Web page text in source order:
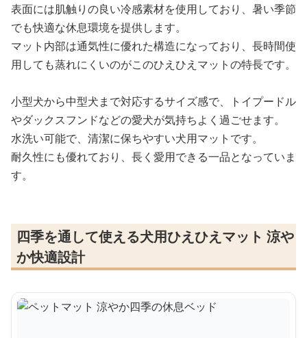
表面には肌触りの良い冷感素材を使用しており、暑い季節
でも快適な休息環境を提供します。
マット内部は通気性に優れた構造になっており、長時間使
用しても蒸れにくいのがこのひえひえマットの特長です。
小型犬から中型犬まで対応するサイズ感で、トイプードル
やダックスフンドなどの愛犬が気持ちよく過ごせます。
水洗い可能で、清潔に保ちやすい犬用マットです。
耐久性にも優れており、長く愛用できる一品となっていま
す。
四季を通して使える犬用ひえひえマット 涼や
か快適設計